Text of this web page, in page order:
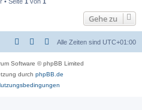
Gehe zu
Alle Zeiten sind UTC+01:00
Software © phpBB Limited
durch phpBB.de